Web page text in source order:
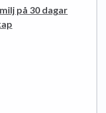
på 30 dagar